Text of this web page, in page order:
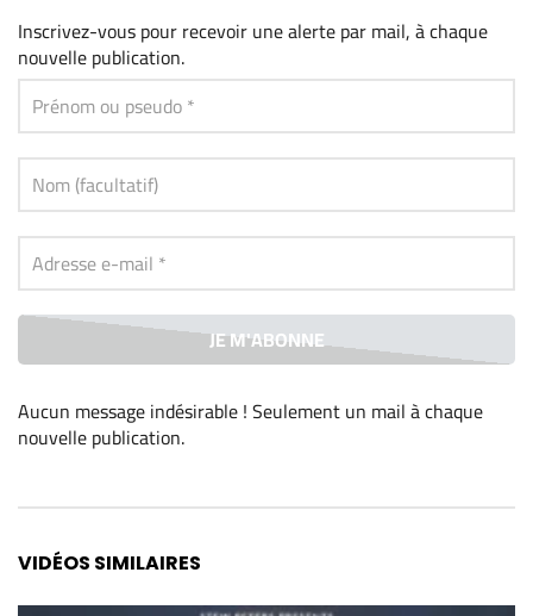
Inscrivez-vouspour recevoir une alerte par mail, à chaque
nouvelle publication.
Aucun message indésirable ! Seulement un mail à chaque
nouvelle publication.
VIDÉOS SIMILAIRES